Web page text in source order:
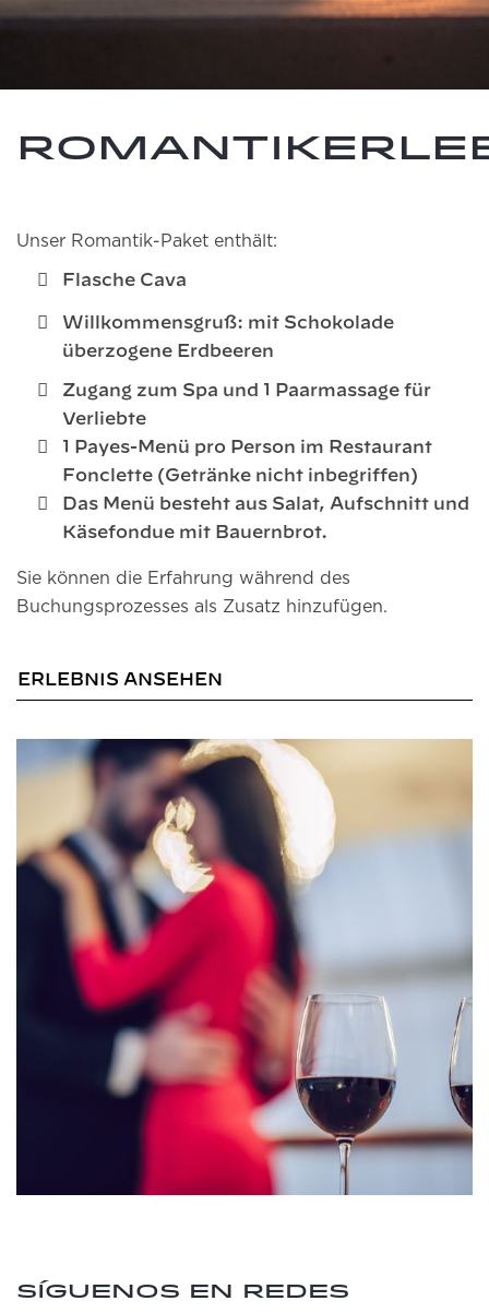
Unser Romantik-Paket enthält:
Flasche Cava
Willkommensgruß: mit Schokolade
überzogene Erdbeeren
Zugang zum Spa und 1 Paarmassage für
Verliebte
1 Payes-Menü pro Person im Restaurant
Fonclette (Getränke nicht inbegriffen)
Das Menü besteht aus Salat, Aufschnitt und
Käsefondue mit Bauernbrot.
Sie können die Erfahrung während des
Buchungsprozesses als Zusatz hinzufügen.
ERLEBNIS ANSEHEN
Síguenos en redes